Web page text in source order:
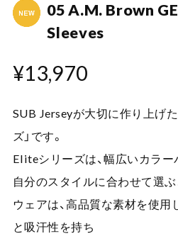
05 A.M. Brown
Sleeves
¥13,970
SUB Jerseyが大切に作り上げ
ズ」です。
Eliteシリーズは、幅広いカラー
自分のスタイルに合わせて選ぶ
ウェアは、高品質な素材を使用
と吸汗性を持ち